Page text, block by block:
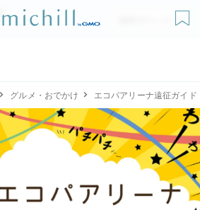
無料ダウンロード
グルメ・おでかけ エコパアリーナ遠征ガイド